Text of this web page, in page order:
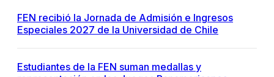
FEN recibió la Jornada de Admisión e Ingresos
Especiales 2027 de la Universidad de Chile
Estudiantes de la FEN suman medallas y